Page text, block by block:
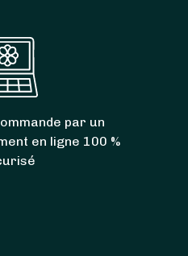
par un
en ligne 100 %